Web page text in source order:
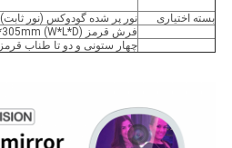
بسته اختیاری
نور پر شده گودوکس (نور ثابت)
فرش قرمز (W*L*D) 150*500*305mm
چهار ستونی و دو تا طناب قرمز